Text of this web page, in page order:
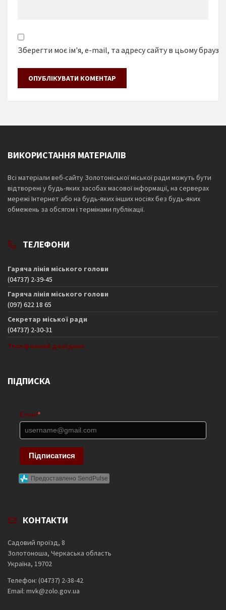
Зберегти моє ім'я, e-mail, та адресу сайту в цьому
ВИКОРИСТАННЯ МАТЕРІАЛІВ
Всі матеріали веб-сайту Золотоніської міської ради можуть бути
відтворені у будь-яких засобах масової інформації, на серверах
мережі Інтернет або на будь-яких інших носіях без будь-яких
обмежень за обсягом і термінами публікації.
ТЕЛЕФОНИ
Гаряча лінія міського голови
(04737) 2-39-45
Гаряча лінія міського голови
(097) 622 18 65
Секретар міської ради
(04737) 2-30-31
Телефонний довідник
ПІДПИСКА
Email *
Підписатися
Предоставлено SendPulse
КОНТАКТИ
Садовий проїзд, 8
Золотоноша, Черкаська область
Україна, 19702
Телефон: (04737) 2-38-42
Email: mvk@zolo.gov.ua